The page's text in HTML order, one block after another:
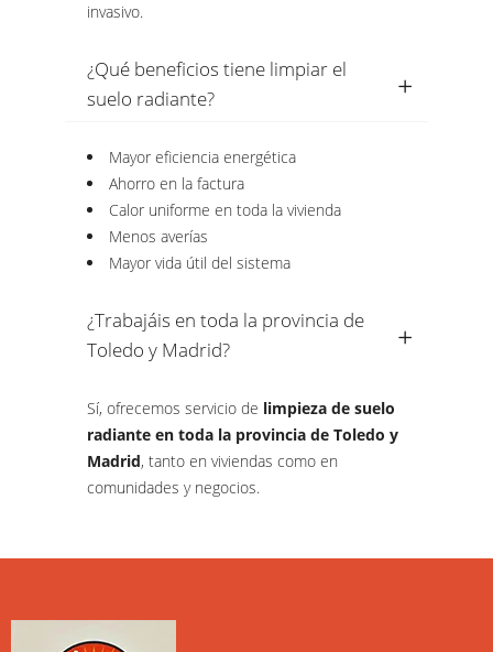
invasivo.
¿Qué beneficios tiene limpiar el
suelo radiante?
Mayor eficiencia energética
Ahorro en la factura
Calor uniforme en toda la vivienda
Menos averías
Mayor vida útil del sistema
¿Trabajáis en toda la provincia de
Toledo y Madrid?
Sí, ofrecemos servicio de limpieza de suelo
radiante en toda la provincia de Toledo y
Madrid, tanto en viviendas como en
comunidades y negocios.